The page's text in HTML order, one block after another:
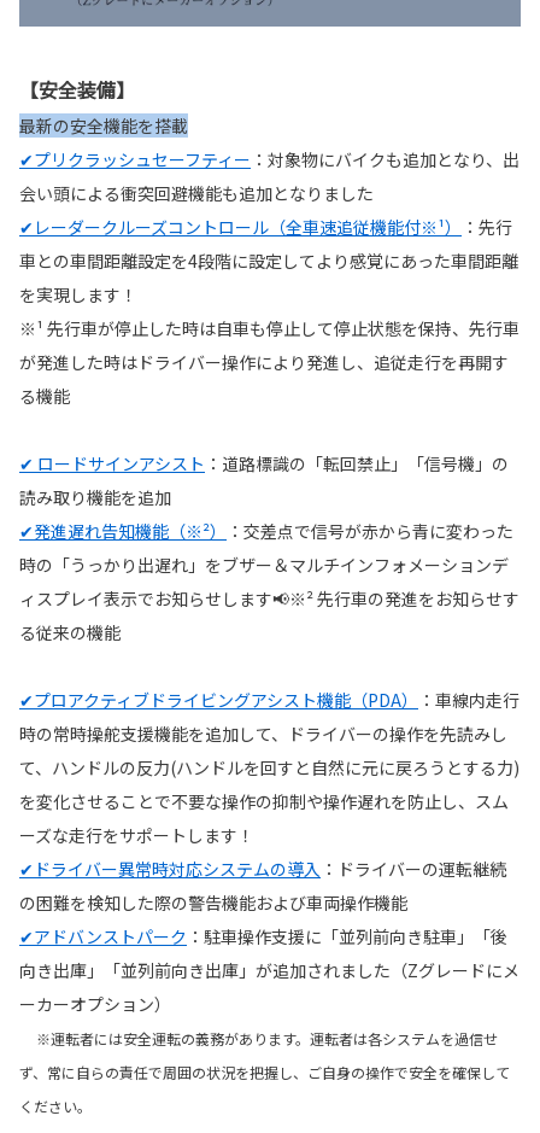
【安全装備】
最新の安全機能を搭載
✔プリクラッシュセーフティー ：対象物にバイクも追加となり、出
会い頭による衝突回避機能も追加となりました
✔レーダークルーズコントロール（全車速追従機能付※¹）
：先行
車との車間距離設定を4段階に設定してより感覚にあった車間距離
を実現します！
※¹ 先行車が停止した時は自車も停止して停止状態を保持、先行車
が発進した時はドライバー操作により発進し、追従走行を再開す
る機能
✔ ロードサインアシスト ：道路標識の「転回禁止」「信号機」の
読み取り機能を追加
✔発進遅れ告知機能（※²）
：交差点で信号が赤から青に変わった
時の「うっかり出遅れ」をブザー＆マルチインフォメーションデ
ィスプレイ表示でお知らせします📢※² 先行車の発進をお知らせす
る従来の機能
✔プロアクティブドライビングアシスト機能（PDA）
：車線内走行
時の常時操舵支援機能を追加して、ドライバーの操作を先読みし
て、ハンドルの反力(ハンドルを回すと自然に元に戻ろうとする力)
を変化させることで不要な操作の抑制や操作遅れを防止し、スム
ーズな走行をサポートします！
✔ドライバー異常時対応システムの導入 ： ドライバーの運転継続
の困難を検知した際の警告機能および車両操作機能
✔アドバンストパーク ： 駐車操作支援に「並列前向き駐車」「後
向き出庫」「並列前向き出庫」が追加されました（Zグレードにメ
ーカーオプション）
※運転者には安全運転の義務があります。運転者は各システムを過信せ
ず、常に自らの責任で周囲の状況を把握し、ご自身の操作で安全を確保して
ください。